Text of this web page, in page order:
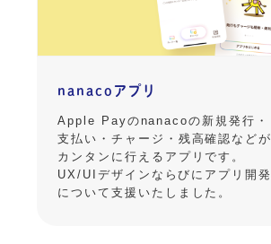
nanacoアプリ
Apple Payのnanacoの新規発行・
支払い・チャージ・残高確認などが
カンタンに行えるアプリです。
UX/UIデザインならびにアプリ開発
について支援いたしました。